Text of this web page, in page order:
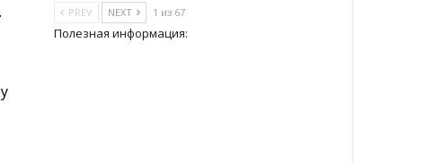
PREV NEXT 1 из 67
Полезная информация: